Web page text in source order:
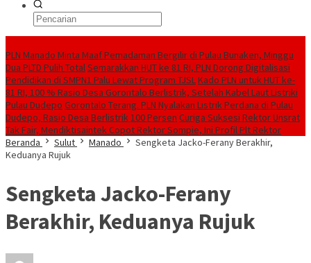
PLN Manado Minta Maaf Pemadaman Bergilir di Pulau Bunaken, Minggu
Dua PLTD Pulih TotalSemarakkan HUT ke 81 RI, PLN Dorong Digitalisasi
Pendidikan di SMPN1 Palu Lewat Program TJSLKado PLN untuk HUT ke-
81 RI, 100 % Rasio Desa Gorontalo Berlistrik, Setelah Kabel Laut Listriki
Pulau Dudepo Gorontalo Terang. PLN Nyalakan Listrik Perdana di Pulau
Dudepo, Rasio Desa Berlistrik 100 Persen Curiga Suksesi Rektor Unsrat
Tak Fair, Mendiktisaintek Copot Rektor Sompie, Ini Profil Plt Rektor
Beranda
Sulut Manado
Sengketa Jacko-Ferany Berakhir,
Keduanya Rujuk
Sengketa Jacko-Ferany
Berakhir, Keduanya Rujuk